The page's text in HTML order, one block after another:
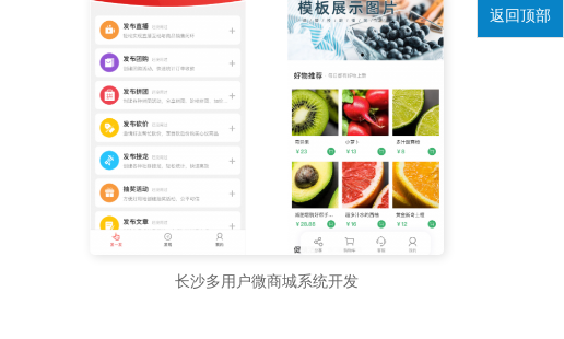
长沙多用户微商城系统开发
返回顶部